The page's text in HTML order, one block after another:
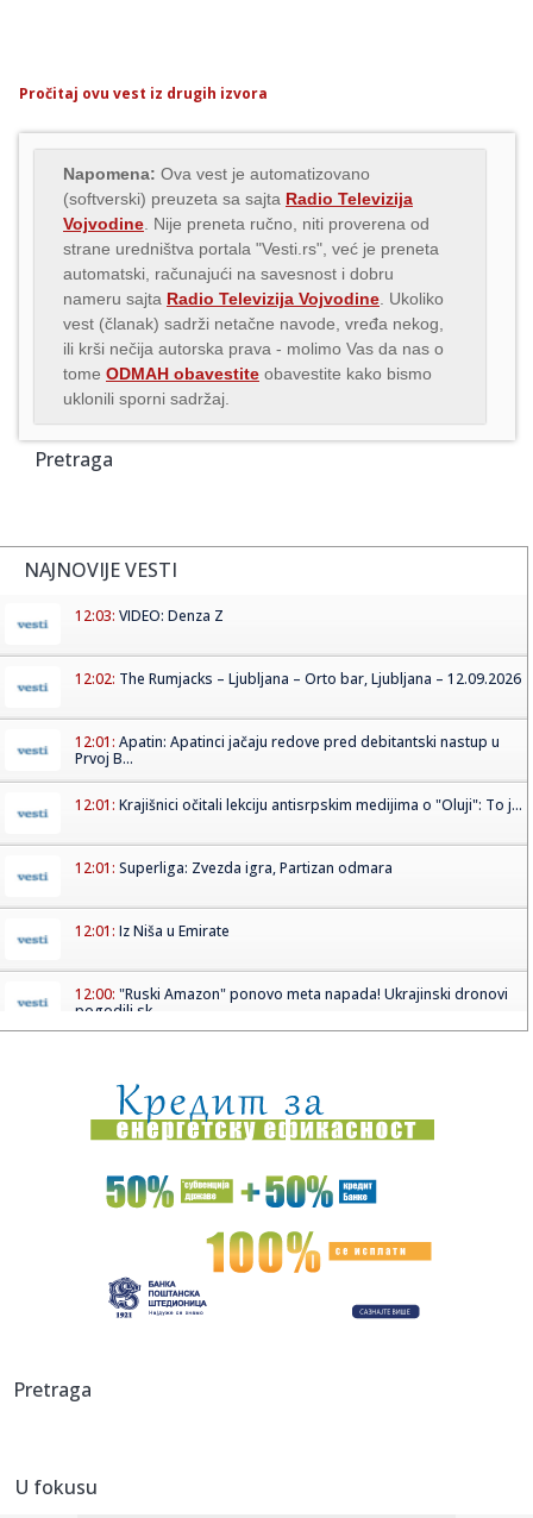
Pročitaj ovu vest iz drugih izvora
Napomena: Ova vest je automatizovano
(softverski) preuzeta sa sajta Radio Televizija
Vojvodine . Nije preneta ručno, niti proverena od
strane uredništva portala "Vesti.rs", već je preneta
automatski, računajući na savesnost i dobru
nameru sajta Radio Televizija Vojvodine . Ukoliko
vest (članak) sadrži netačne navode, vređa nekog,
ili krši nečija autorska prava - molimo Vas da nas o
tome ODMAH obavestite obavestite kako bismo
uklonili sporni sadržaj.
Pretraga
NAJNOVIJE VESTI
12:03: VIDEO: Denza Z
12:02: The Rumjacks – Ljubljana – Orto bar, Ljubljana – 12.09.2026
12:01: Apatin: Apatinci jačaju redove pred debitantski nastup u
Prvoj B...
12:01: Krajišnici očitali lekciju antisrpskim medijima o "Oluji": To j...
12:01: Superliga: Zvezda igra, Partizan odmara
12:01: Iz Niša u Emirate
12:00: "Ruski Amazon" ponovo meta napada! Ukrajinski dronovi
pogodili sk...
11:59:Bez vode delovi Novog Sada i Sremskih Karlovaca
11:59:Vojno sposobni Ukrajinci će biti deportovani?
Sombor: Dunav kod Bezdana na -163 centimetra
11:55:Sitno se odbrojava do početka najveće fešte na Balkanu:
"Znate ...
11:54:
Pretraga
U fokusu